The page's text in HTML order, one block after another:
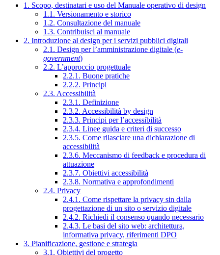
1. Scopo, destinatari e uso del Manuale operativo di design
1.1. Versionamento e storico
1.2. Consultazione del manuale
1.3. Contribuisci al manuale
2. Introduzione al design per i servizi pubblici digitali
2.1. Design per l’amministrazione digitale (e-
government)
2.2. L’approccio progettuale
2.2.1. Buone pratiche
2.2.2. Principi
2.3. Accessibilità
2.3.1. Definizione
2.3.2. Accessibilità by design
2.3.3. Principi per l’accessibilità
2.3.4. Linee guida e criteri di successo
2.3.5. Come rilasciare una dichiarazione di
accessibilità
2.3.6. Meccanismo di feedback e procedura di
attuazione
2.3.7. Obiettivi accessibilità
2.3.8. Normativa e approfondimenti
2.4. Privacy
2.4.1. Come rispettare la privacy sin dalla
progettazione di un sito o servizio digitale
2.4.2. Richiedi il consenso quando necessario
2.4.3. Le basi del sito web: architettura,
informativa privacy, riferimenti DPO
3. Pianificazione, gestione e strategia
3.1. Obiettivi del progetto